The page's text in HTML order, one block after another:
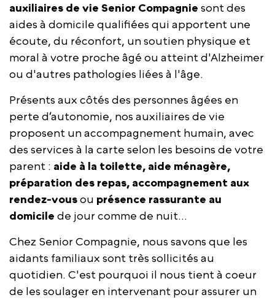
auxiliaires de vie Senior Compagnie sont des
aides à domicile qualifiées qui apportent une
écoute, du réconfort, un soutien physique et
moral à votre proche âgé ou atteint d'Alzheimer
ou d'autres pathologies liées à l'âge.
Présents aux côtés des personnes âgées en
perte d’autonomie, nos auxiliaires de vie
proposent un accompagnement humain, avec
des services à la carte selon les besoins de votre
parent : aide à la toilette, aide ménagère,
préparation des repas, accompagnement aux
rendez-vousou présence rassurante au
domicile de jour comme de nuit...
Chez Senior Compagnie, nous savons que les
aidants familiaux sont très sollicités au
quotidien. C'est pourquoi il nous tient à coeur
de les soulager en intervenant pour assurer un